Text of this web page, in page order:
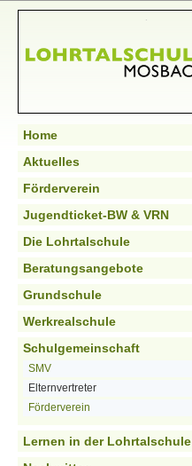
Home
Aktuelles
Förderverein
Jugendticket-BW & VRN
Die Lohrtalschule
Beratungsangebote
Grundschule
Werkrealschule
Schulgemeinschaft
SMV
Elternvertreter
Förderverein
Lernen in der Lohrtalschule